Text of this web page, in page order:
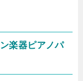
楽器ピアノパ